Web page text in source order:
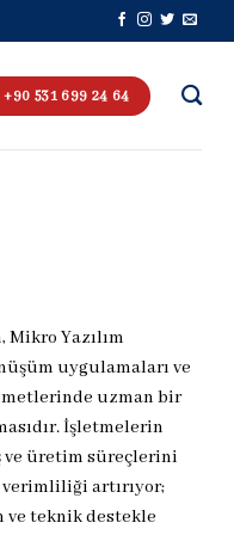
531 699 24 64
Mikro Yazılım
uygulamaları ve
uzman bir
İşletmelerin
ve üretim süreçlerini
artırıyor;
teknik destekle